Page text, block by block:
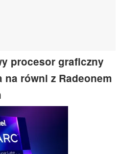
procesor graficzny
na równi z Radeonem